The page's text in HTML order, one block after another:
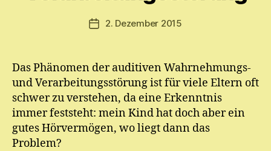
Beitragsautor
ri
m
ic
h
el
Veröffentlichungsdatum
2. Dezember 2015
Das Phänomen der auditiven Wahrnehmungs-
und Verarbeitungsstörung ist für viele Eltern oft
schwer zu verstehen, da eine Erkenntnis
immer feststeht: mein Kind hat doch aber ein
gutes Hörvermögen, wo liegt dann das
Problem?